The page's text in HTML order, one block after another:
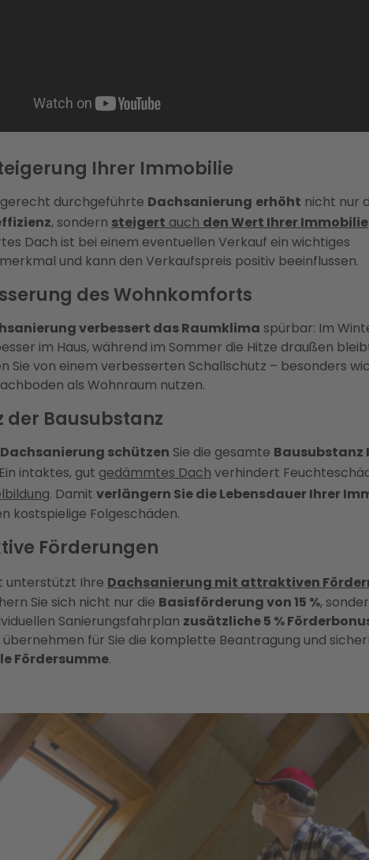
Ihrer Immobilie
durchgeführte Dachsanierung erhöht nicht nur
, sondern steigert auch den Wert Ihrer Immobilie
Dach ist bei einem eventuellen Verkauf ein wichtiges
und kann den Verkaufspreis positiv beeinflussen.
des Wohnkomforts
verbessert das Raumklima spürbar: Im
im Haus, während im Sommer die Hitze draußen
Sie von einem verbesserten Schallschutz – besonders
als Wohnraum nutzen.
der Bausubstanz
Dachsanierung schützen Sie die gesamte Bausubstanz
intaktes, gut gedämmtes Dach verhindert
. Damit verlängern Sie die Lebensdauer Ihrer
kostspielige Folgeschäden.
Förderungen
unterstützt Ihre Dachsanierung mit attraktiven
Sie sich nicht nur die Basisförderung von 15 %,
Sanierungsfahrplan zusätzliche 5 %
übernehmen für Sie die komplette Beantragung und
Fördersumme.